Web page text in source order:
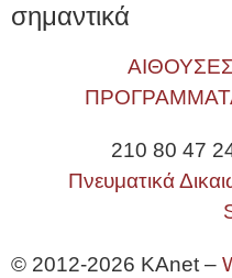
σημαντικά
ΑΙΘΟΥΣΕΣ
210 80 47
Πνευματικά
© 2012-2026 KAnet –